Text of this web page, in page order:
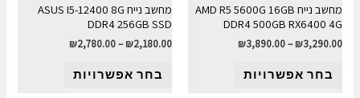
מחשב נייח AMD R5 5600G 16GB
DDR4 500GB RX6400 4G
₪3,290.00
–
₪3,890.00
בחר אפשרויות
מחשב נייח ASUS I5-12400 8G
DDR4 256GB SSD
₪2,180.00
–
₪2,780.00
בחר אפשרויות